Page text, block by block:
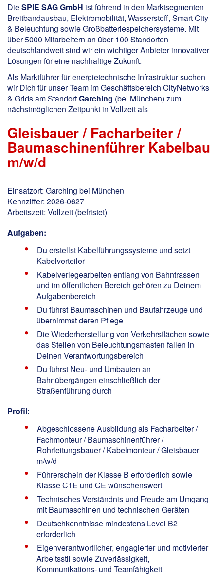
DieSPIE SAG GmbH ist führend in den Marktsegmenten
Breitbandausbau, Elektromobilität, Wasserstoff, Smart City
& Beleuchtung sowie Großbatteriespeichersysteme. Mit
über 5000 Mitarbeitern an über 100 Standorten
deutschlandweit sind wir ein wichtiger Anbieter innovativer
Lösungen für eine nachhaltige Zukunft.
Als Marktführer für energietechnische Infrastruktur suchen
wir Dich für unser Team im Geschäftsbereich CityNetworks
& Grids am StandortGarching (bei München) zum
nächstmöglichen Zeitpunkt in Vollzeit als
Gleisbauer / Facharbeiter /
Baumaschinenführer Kabelbau
m/w/d
Einsatzort: Garching bei München
Kennziffer: 2026-0627
Arbeitszeit: Vollzeit (befristet)
Aufgaben:
Du erstellst Kabelführungssysteme und setzt
Kabelverteiler
Kabelverlegearbeiten entlang von Bahntrassen
und im öffentlichen Bereich gehören zu Deinem
Aufgabenbereich
Du führst Baumaschinen und Baufahrzeuge und
übernimmst deren Pflege
Die Wiederherstellung von Verkehrsflächen sowie
das Stellen von Beleuchtungsmasten fallen in
Deinen Verantwortungsbereich
Du führst Neu- und Umbauten an
Bahnübergängen einschließlich der
Straßenführung durch
Profil:
Abgeschlossene Ausbildung als Facharbeiter /
Fachmonteur / Baumaschinenführer /
Rohrleitungsbauer / Kabelmonteur / Gleisbauer
m/w/d
Führerschein der Klasse B erforderlich sowie
Klasse C1E und CE wünschenswert
Technisches Verständnis und Freude am Umgang
mit Baumaschinen und technischen Geräten
Deutschkenntnisse mindestens Level B2
erforderlich
Eigenverantwortlicher, engagierter und motivierter
Arbeitsstil sowie Zuverlässigkeit,
Kommunikations- und Teamfähigkeit